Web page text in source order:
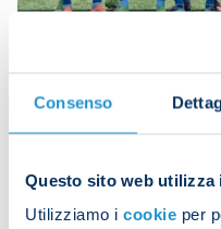
Consenso
Questo sito web utilizza
Utilizziamo i cookie per
(Garofalo 73),